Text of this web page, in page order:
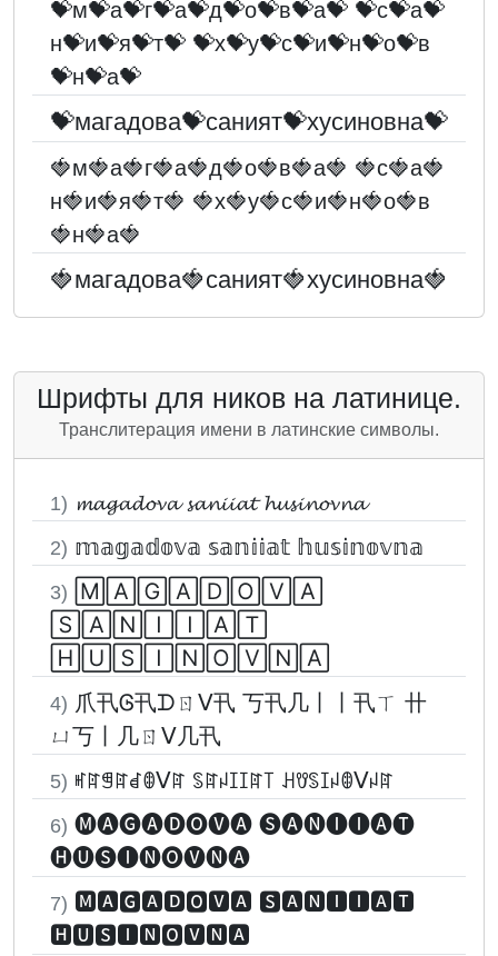
💝м💝а💝г💝а💝д💝о💝в💝а💝 💝с💝а💝
н💝и💝я💝т💝 💝х💝у💝с💝и💝н💝о💝в
💝н💝а💝
💝магадова💝саният💝хусиновна💝
🍓м🍓а🍓г🍓а🍓д🍓о🍓в🍓а🍓 🍓с🍓а🍓
н🍓и🍓я🍓т🍓 🍓х🍓у🍓с🍓и🍓н🍓о🍓в
🍓н🍓а🍓
🍓магадова🍓саният🍓хусиновна🍓
Шрифты для ников на латинице.
Транслитерация имени в латинские символы.
1) 𝓶𝓪𝓰𝓪𝓭𝓸𝓿𝓪 𝓼𝓪𝓷𝓲𝓲𝓪𝓽 𝓱𝓾𝓼𝓲𝓷𝓸𝓿𝓷𝓪
2) 𝕞𝕒𝕘𝕒𝕕𝕠𝕧𝕒 𝕤𝕒𝕟𝕚𝕚𝕒𝕥 𝕙𝕦𝕤𝕚𝕟𝕠𝕧𝕟𝕒
3) 🄼🄰🄶🄰🄳🄾🅅🄰
🅂🄰🄽🄸🄸🄰🅃
🄷🅄🅂🄸🄽🄾🅅🄽🄰
4) 爪卂Ꮆ卂ᗪㄖᐯ卂 丂卂几丨丨卂ㄒ 卄
ㄩ丂丨几ㄖᐯ几卂
5) ꎭꍏꁅꍏꀸꂦᐯꍏ ꌗꍏꈤꀤꀤꍏ꓄ ꃅꀎꌗꀤꈤꂦᐯꈤꍏ
6) 🅜🅐🅖🅐🅓🅞🅥🅐 🅢🅐🅝🅘🅘🅐🅣
🅗🅤🅢🅘🅝🅞🅥🅝🅐
7) 🅼🅰🅶🅰🅳🅾🆅🅰 🆂🅰🅽🅸🅸🅰🆃
🅷🆄🆂🅸🅽🅾🆅🅽🅰